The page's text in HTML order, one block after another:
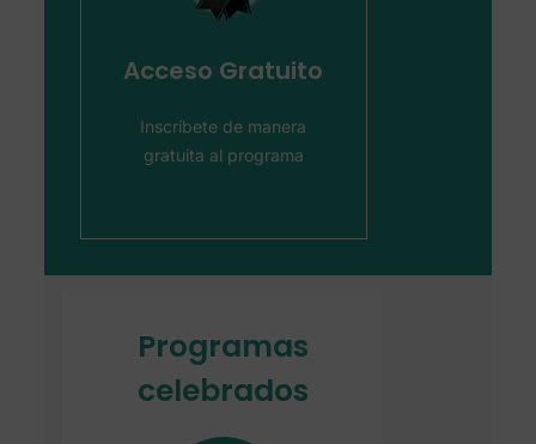
Acceso Gratuito
Inscríbete de manera
gratuita al programa
Impúlsalo ya
Programas
celebrados